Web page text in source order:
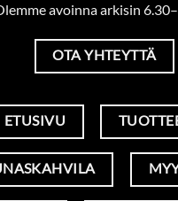
avoinna arkisin
OTA YHTEYTTÄ
ETUSIVU